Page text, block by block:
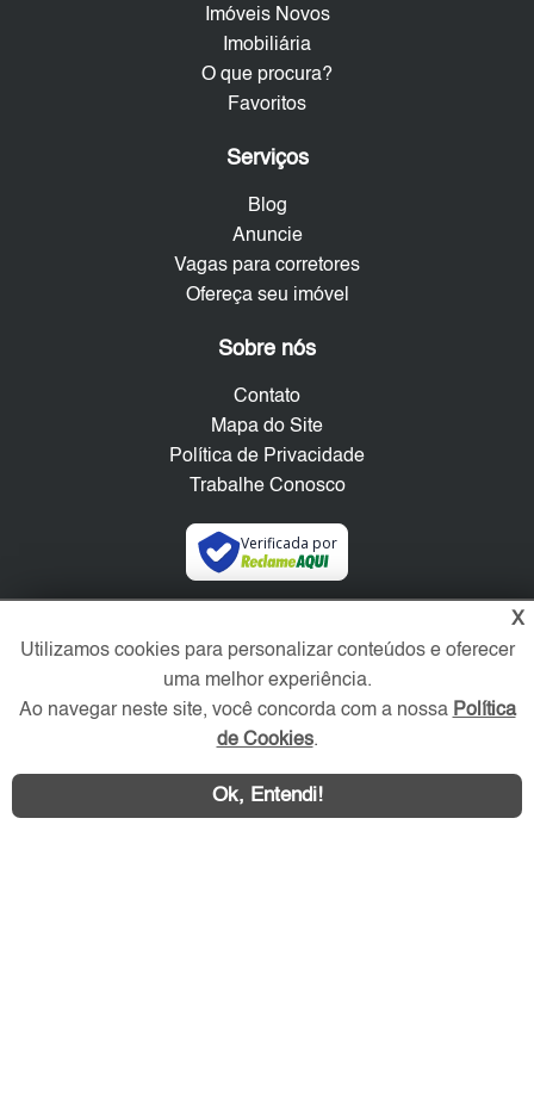
Imóveis Novos
Imobiliária
O que procura?
Favoritos
Serviços
Blog
Anuncie
Vagas para corretores
Ofereça seu imóvel
Sobre nós
Contato
Mapa do Site
Política de Privacidade
Trabalhe Conosco
Verificada por
X
Utilizamos cookies para personalizar conteúdos e oferecer
uma melhor experiência.
Ao navegar neste site, você concorda com a nossa Política
de Cookies.
Ok, Entendi!